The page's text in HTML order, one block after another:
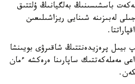
باسشىسىنىڭ بەلگيانىڭ ۇلتتىق
لەبىزىنە شىنايى ريزاشىلىعىن
پرەزيدەنتتىڭ شاقىرۋى بويىنشا
مەملەكەتتىك ساپارىنا ەرەكشە ءمان